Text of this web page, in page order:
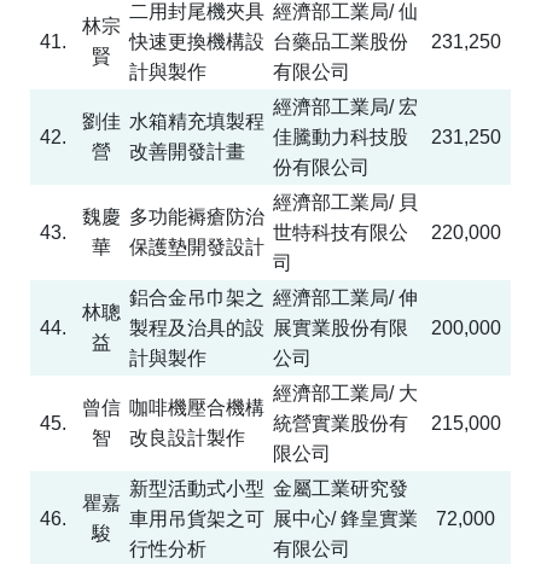
41.
林宗
賢
二用封尾機夾具
快速更換機構設
計與製作
經濟部工業局/仙
台藥品工業股份
有限公司
231,250
42.
劉佳
營
水箱精充填製程
改善開發計畫
經濟部工業局/ 宏
佳騰動力科技股
份有限公司
231,250
43.
魏慶
華
多功能褥瘡防治
保護墊開發設計
經濟部工業局/ 貝
世特科技有限公
司
220,000
44.
林聰
益
鋁合金吊巾架之
製程及治具的設
計與製作
經濟部工業局/伸
展實業股份有限
公司
200,000
45.
曾信
智
咖啡機壓合機構
改良設計製作
經濟部工業局/ 大
統營實業股份有
限公司
215,000
46.
瞿嘉
駿
新型活動式小型
車用吊貨架之可
行性分析
金屬工業研究發
展中心/鋒皇實業
有限公司
72,000